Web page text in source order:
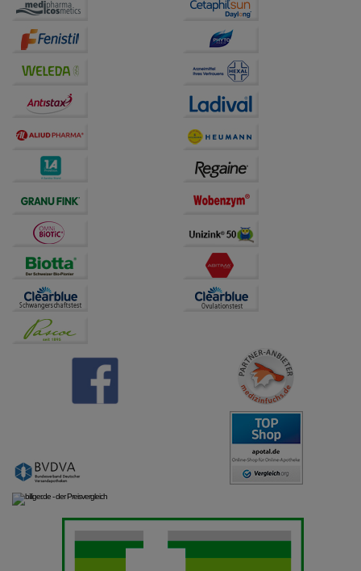
auf unserer Website aber auch die Werbung auf
Drittseiten möglichst relevant für Sie zu gestalten.
Bitte beachten Sie, dass Daten hierfür teilweise an
übertragen werden.